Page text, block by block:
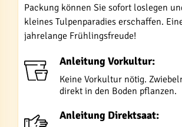
Packung können Sie sofort loslegen
kleines Tulpenparadies erschaffen.
jahrelange Frühlingsfreude!
Anleitung Vorkultur:
Keine Vorkultur nötig.
direkt in den Boden pflanzen.
Anleitung Direktsaat: